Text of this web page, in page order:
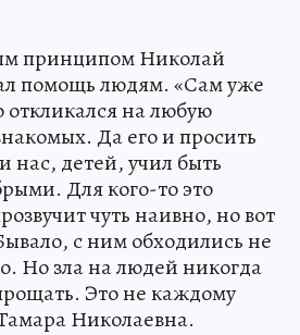
принципом Николай
помощь людям. «Сам уже
на любую
Да его и просить
нас, детей, учил быть
Для кого-то это
чуть наивно, но вот
с ним обходились не
Но зла на людей никогда
Это не каждому
Николаевна.